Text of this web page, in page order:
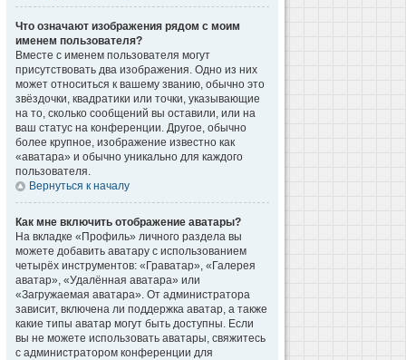
Что означают изображения рядом с моим
именем пользователя?
Вместе с именем пользователя могут
присутствовать два изображения. Одно из них
может относиться к вашему званию, обычно это
звёздочки, квадратики или точки, указывающие
на то, сколько сообщений вы оставили, или на
ваш статус на конференции. Другое, обычно
более крупное, изображение известно как
«аватара» и обычно уникально для каждого
пользователя.
Вернуться к началу
Как мне включить отображение аватары?
На вкладке «Профиль» личного раздела вы
можете добавить аватару с использованием
четырёх инструментов: «Граватар», «Галерея
аватар», «Удалённая аватара» или
«Загружаемая аватара». От администратора
зависит, включена ли поддержка аватар, а также
какие типы аватар могут быть доступны. Если
вы не можете использовать аватары, свяжитесь
с администратором конференции для